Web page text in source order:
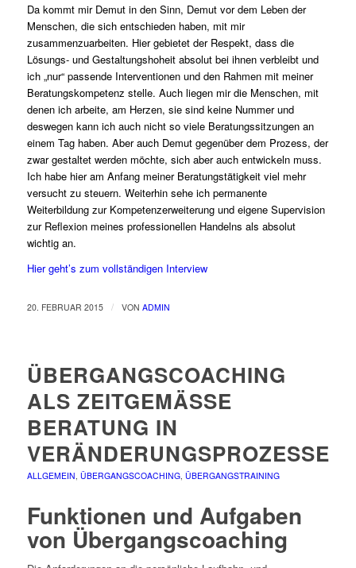
Da kommt mir Demut in den Sinn, Demut vor dem Leben der
Menschen, die sich entschieden haben, mit mir
zusammenzuarbeiten. Hier gebietet der Respekt, dass die
Lösungs- und Gestaltungshoheit absolut bei ihnen verbleibt und
ich „nur“ passende Interventionen und den Rahmen mit meiner
Beratungskompetenz stelle. Auch liegen mir die Menschen, mit
denen ich arbeite, am Herzen, sie sind keine Nummer und
deswegen kann ich auch nicht so viele Beratungssitzungen an
einem Tag haben. Aber auch Demut gegenüber dem Prozess, der
zwar gestaltet werden möchte, sich aber auch entwickeln muss.
Ich habe hier am Anfang meiner Beratungstätigkeit viel mehr
versucht zu steuern. Weiterhin sehe ich permanente
Weiterbildung zur Kompetenzerweiterung und eigene Supervision
zur Reflexion meines professionellen Handelns als absolut
wichtig an.
Hier geht’s zum vollständigen Interview
20. FEBRUAR 2015 / VON ADMIN
ÜBERGANGSCOACHING
ALS ZEITGEMÄSSE B
ERATUNG IN V
ERÄNDERUNGSPROZESSEN
ALLGEMEIN ÜBERGANGSCOACHING, ÜBERGANGSTRAINING
Funktionen und Aufgaben
von Übergangscoaching